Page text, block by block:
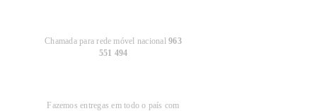
Chamada para rede móvel nacional963
551 494
Fazemos entregas em todo o país com